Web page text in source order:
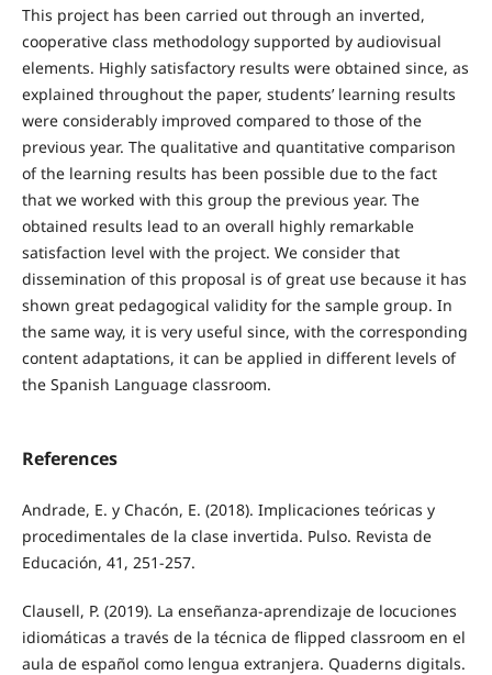
This project has been carried out through an inverted,
cooperative class methodology supported by audiovisual
elements. Highly satisfactory results were obtained since, as
explained throughout the paper, students’ learning results
were considerably improved compared to those of the
previous year. The qualitative and quantitative comparison
of the learning results has been possible due to the fact
that we worked with this group the previous year. The
obtained results lead to an overall highly remarkable
satisfaction level with the project. We consider that
dissemination of this proposal is of great use because it has
shown great pedagogical validity for the sample group. In
the same way, it is very useful since, with the corresponding
content adaptations, it can be applied in different levels of
the Spanish Language classroom.
References
Andrade, E. y Chacón, E. (2018). Implicaciones teóricas y
procedimentales de la clase invertida. Pulso. Revista de
Educación, 41, 251-257.
Clausell, P. (2019). La enseñanza-aprendizaje de locuciones
idiomáticas a través de la técnica de flipped classroom en el
aula de español como lengua extranjera. Quaderns digitals.